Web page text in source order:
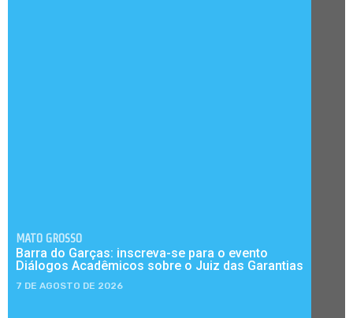
MATO GROSSO
Barra do Garças: inscreva-se para o evento
Diálogos Acadêmicos sobre o Juiz das Garantias
7 DE AGOSTO DE 2026